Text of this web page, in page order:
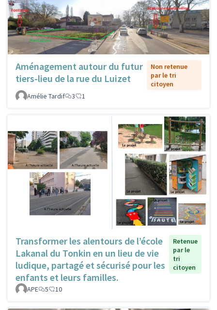
Aménagement autour du futur
tiers-lieu de la rue du Luizet
Non retenue
par le tri
citoyen
Amélie Tardif
3 1
Transformer les alentours de l’école
Lakanal du Tonkin en un lieu de vie
ludique, partagé et sécurisé pour les
enfants et leurs familles.
Retenue
par le
tri
citoyen
APE 5 10